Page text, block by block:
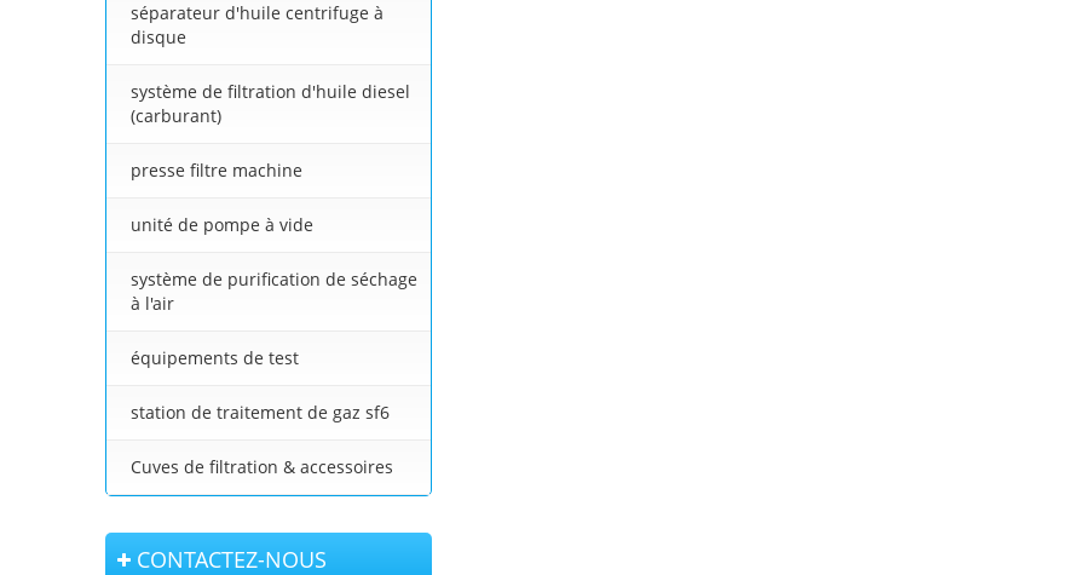
séparateur d'huile centrifuge à
disque
système de filtration d'huile diesel
(carburant)
presse filtre machine
unité de pompe à vide
système de purification de séchage
à l'air
équipements de test
station de traitement de gaz sf6
Cuves de filtration & accessoires
CONTACTEZ-NOUS